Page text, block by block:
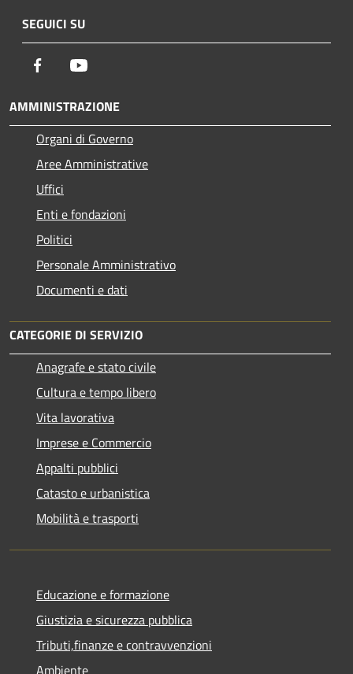
SEGUICI SU
Facebook
AMMINISTRAZIONE
Organi di Governo
Aree Amministrative
Uffici
Enti e fondazioni
Politici
Personale Amministrativo
Documenti e dati
CATEGORIE DI SERVIZIO
Anagrafe e stato civile
Cultura e tempo libero
Vita lavorativa
Imprese e Commercio
Appalti pubblici
Catasto e urbanistica
Mobilità e trasporti
Educazione e formazione
Giustizia e sicurezza pubblica
Tributi,finanze e contravvenzioni
Ambiente